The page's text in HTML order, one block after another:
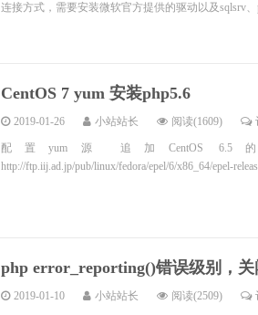
连接方式，需要安装微软官方提供的驱动以及sqlsrv
CentOS 7 yum 安装php5.6
2019-01-26 小站站长 阅读(1609)
配置yum源 追加CentOS 6.5
http://ftp.iij.ad.jp/pub/linux/fedora/epel/6/x86_64/epel-
php error_reporting()错误级别，
2019-01-10 小站站长 阅读(2509)